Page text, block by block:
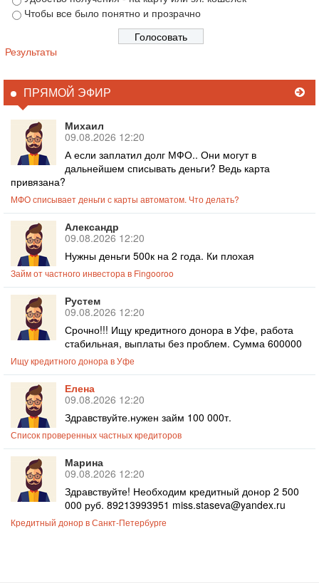
Чтобы все было понятно и прозрачно
Результаты
ПРЯМОЙ ЭФИР
Михаил
09.08.2026 12:20
А если заплатил долг МФО.. Они могут в
дальнейшем списывать деньги? Ведь карта
привязана?
МФО списывает деньги с карты автоматом. Что делать?
Александр
09.08.2026 12:20
Нужны деньги 500к на 2 года. Ки плохая
Займ от частного инвестора в Fingooroo
Рустем
09.08.2026 12:20
Срочно!!! Ищу кредитного донора в Уфе, работа
стабильная, выплаты без проблем. Сумма 600000
Ищу кредитного донора в Уфе
Елена
09.08.2026 12:20
Здравствуйте.нужен займ 100 000т.
Список проверенных частных кредиторов
Марина
09.08.2026 12:20
Здравствуйте! Необходим кредитный донор 2 500
000 руб. 89213993951 miss.staseva@yandex.ru
Кредитный донор в Санкт-Петербурге